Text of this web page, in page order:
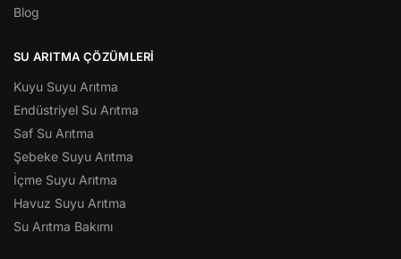
Blog
SU ARITMA ÇÖZÜMLERI
Kuyu Suyu Arıtma
Endüstriyel Su Arıtma
Saf Su Arıtma
Şebeke Suyu Arıtma
İçme Suyu Arıtma
Havuz Suyu Arıtma
Su Arıtma Bakımı